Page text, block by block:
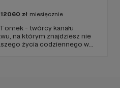
12060 zł miesięcznie
- twórcy kanału
na którym znajdziesz nie
życia codziennego w